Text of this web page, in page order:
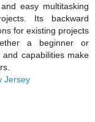
easy multitasking
Its backward
for existing projects
a beginner or
capabilities make
Jersey